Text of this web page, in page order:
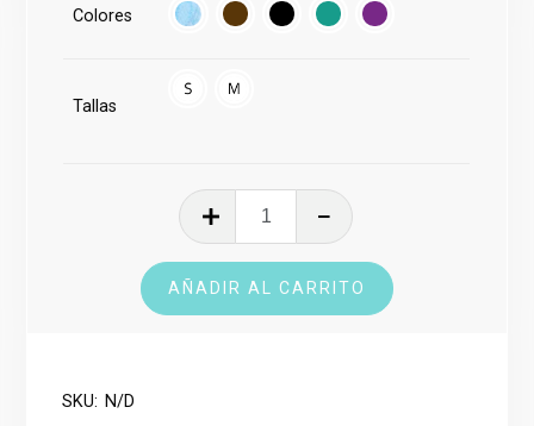
Colores
Tallas
Conjunto
Deportivo
Biker
cantidad
AÑADIR AL CARRITO
SKU:N/D